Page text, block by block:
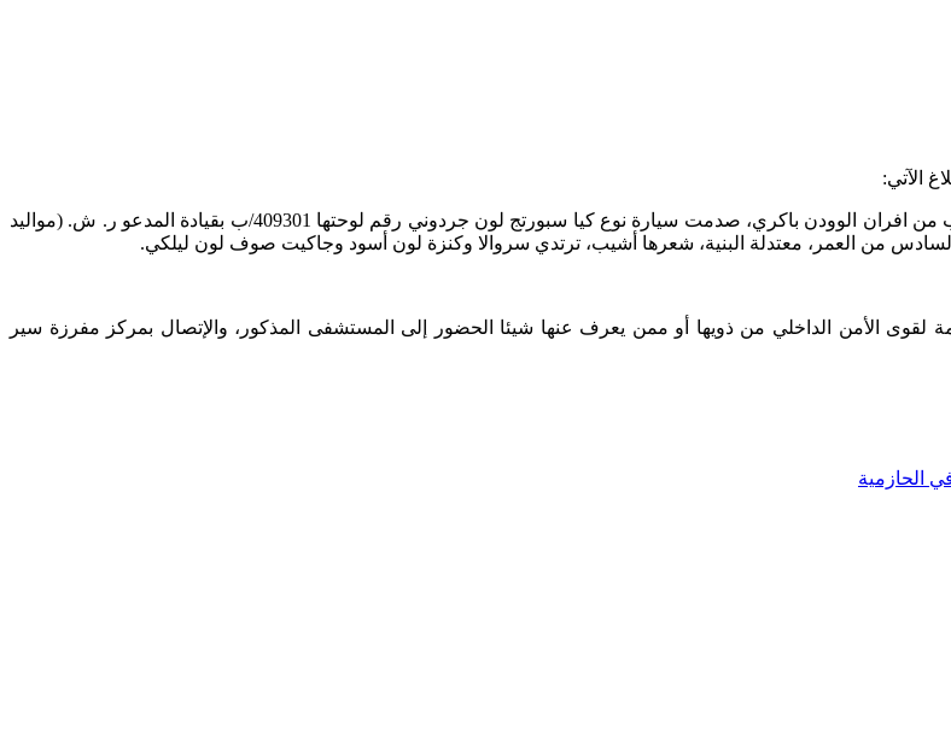
الآتي:
“الساعة 23,00 من تاريخ 23/1/2014 وعلى المسلك الغربي لاوتوستراد جل الديب بالقرب من افران الوودن باكري، صدمت سيارة نوع كيا سبورتج لون جردوني رقم لوحتها 409301/ب بقيادة المدعو ر. ش. (مواليد
لقوى الأمن الداخلي من ذويها أو ممن يعرف عنها شيئا الحضور إلى المستشفى المذكور، والإتصال بمركز مفرزة سير
الحازمية